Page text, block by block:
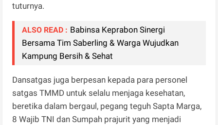
tuturnya.
ALSO READ : Babinsa Keprabon Sinergi
Bersama Tim Saberling & Warga Wujudkan
Kampung Bersih & Sehat
Dansatgas juga berpesan kepada para personel
satgas TMMD untuk selalu menjaga kesehatan,
beretika dalam bergaul, pegang teguh Sapta Marga,
8 Wajib TNI dan Sumpah prajurit yang menjadi